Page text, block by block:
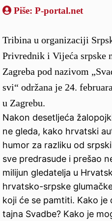
Piše: P-portal.net
Tribina u organizaciji
Privrednik i Vijeća srpske
Zagreba pod nazivom
svi“ održana je 24.
u Zagrebu.
Nakon desetljeća
ne gleda, kako hrvatski
humor za razliku od
sve predrasude i prešao
milijun gledatelja u
hrvatsko-srpske
koji će se pamtiti. Kako je
tajna Svadbe? Kako je